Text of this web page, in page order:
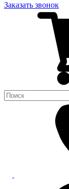
Заказать звонок